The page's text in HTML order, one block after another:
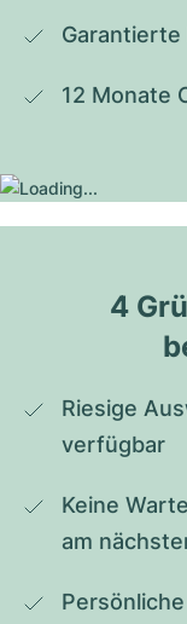
Garantierte
12 Monate
4
Riesige
verfügbar
Keine
am